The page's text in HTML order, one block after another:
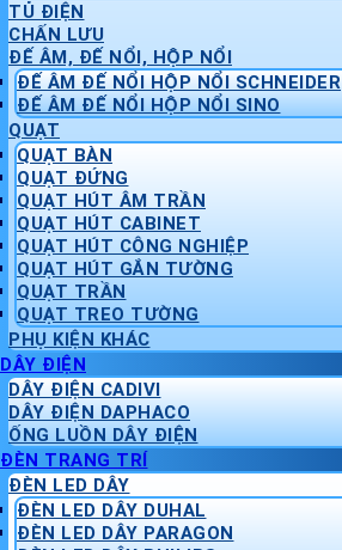
TỦ ĐIỆN
CHẤN LƯU
ĐẾ ÂM, ĐẾ NỔI, HỘP NỔI
ĐẾ ÂM ĐẾ NỔI HỘP NỔI SCHNEIDER
ĐẾ ÂM ĐẾ NỔI HỘP NỔI SINO
QUẠT
QUẠT BÀN
QUẠT ĐỨNG
QUẠT HÚT ÂM TRẦN
QUẠT HÚT CABINET
QUẠT HÚT CÔNG NGHIỆP
QUẠT HÚT GẮN TƯỜNG
QUẠT TRẦN
QUẠT TREO TƯỜNG
PHỤ KIỆN KHÁC
DÂY ĐIỆN
DÂY ĐIỆN CADIVI
DÂY ĐIỆN DAPHACO
ỐNG LUỒN DÂY ĐIỆN
ĐÈN TRANG TRÍ
ĐÈN LED DÂY
ĐÈN LED DÂY DUHAL
ĐÈN LED DÂY PARAGON